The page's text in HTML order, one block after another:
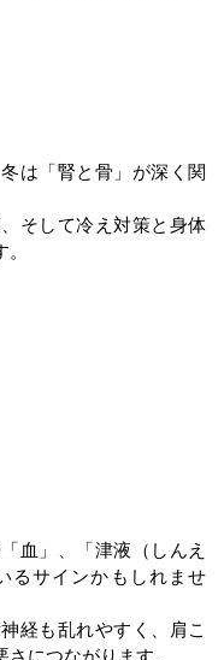
は「腎と骨」が深く関
そして冷え対策と身体
血」、「津液（しんえ
るサインかもしれませ
経も乱れやすく、肩こ